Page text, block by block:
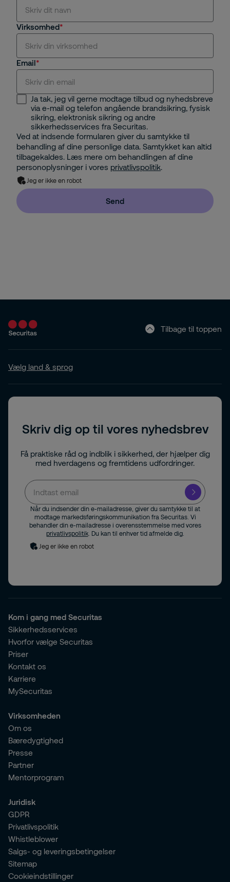
Virksomhed
Email
Ja tak, jeg vil gerne modtage tilbud og nyhedsbreve
via e-mail og telefon angående brandsikring, fysisk
sikring, elektronisk sikring og andre
sikkerhedsservices fra Securitas.
Ved at indsende formularen giver du samtykke til
behandling af dine personlige data. Samtykket kan altid
tilbagekaldes. Læs mere om behandlingen af dine
personoplysninger i vores privatlivspolitik.
Jeg er ikke en robot
Send
Tilbage til toppen
Vælg land & sprog
Skriv dig op til vores nyhedsbrev
Få praktiske råd og indblik i sikkerhed, der hjælper dig
med hverdagens og fremtidens udfordringer.
Når du indsender din e-mailadresse, giver du samtykke til at
modtage markedsføringskommunikation fra Securitas. Vi
behandler din e-mailadresse i overensstemmelse med vores
privatlivspolitik. Du kan til enhver tid afmelde dig.
Jeg er ikke en robot
Kom i gang med Securitas
Sikkerhedsservices
Hvorfor vælge Securitas
Priser
Kontakt os
Karriere
MySecuritas
Virksomheden
Om os
Bæredygtighed
Presse
Partner
Mentorprogram
Juridisk
GDPR
Privatlivspolitik
Whistleblower
Salgs- og leveringsbetingelser
Sitemap
Cookieindstillinger